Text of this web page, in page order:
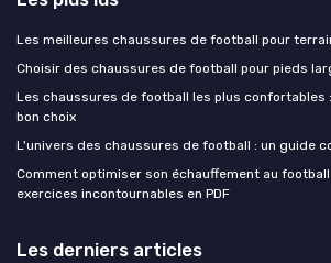
Les meilleures chaussures de football pour
Choisir des chaussures de football pour pieds
Les chaussures de football les plus confortables
bon choix
L'univers des chaussures de football : un guide
Comment optimiser son échauffement au football
exercices incontournables en PDF
Les derniers articles